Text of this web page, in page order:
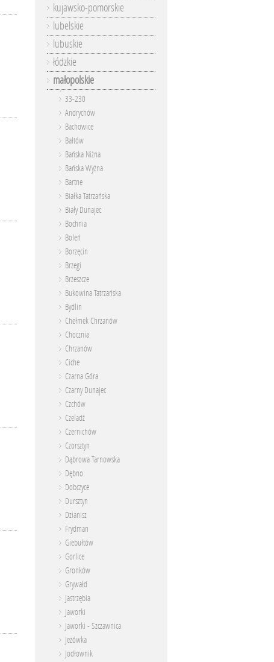
kujawsko-pomorskie
lubelskie
lubuskie
łódzkie
małopolskie
33-230
Andrychów
Bachowice
Bałtów
Bańska Niżna
Bańska Wyżna
Bartne
Białka Tatrzańska
Biały Dunajec
Bochnia
Boleń
Borzęcin
Brzegi
Brzeszcze
Bukowina Tatrzańska
Bydlin
Chełmek Chrzanów
Chocznia
Chrzanów
Ciche
Czarna Góra
Czarny Dunajec
Czchów
Czeladź
Czernichów
Czorsztyn
Dąbrowa Tarnowska
Dębno
Dobczyce
Dursztyn
Dzianisz
Frydman
Giebułtów
Gorlice
Gronków
Grywałd
Jastrzębia
Jaworki
Jaworki - Szczawnica
Jeżówka
Jodłownik